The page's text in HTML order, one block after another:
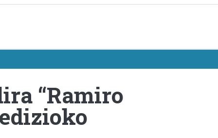
“Ramiro